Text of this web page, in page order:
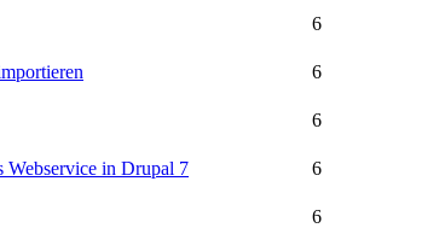
6
6
6
Webservice in Drupal 7
6
6